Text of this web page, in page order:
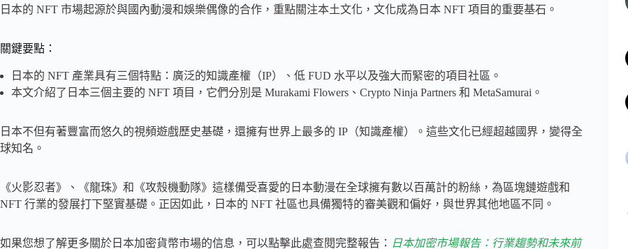
日本的 NFT 市場起源於與國內動漫和娛樂偶像的合作，重點關注本土文化，文化成為日本 NFT 項目的重要基石。
關鍵要點：
日本的 NFT 產業具有三個特點：廣泛的知識產權（IP）、低 FUD 水平以及強大而緊密的項目社區。
本文介紹了日本三個主要的 NFT 項目，它們分別是 Murakami Flowers、Crypto Ninja Partners 和 MetaSamurai。
日本不但有著豐富而悠久的視頻遊戲歷史基礎，還擁有世界上最多的 IP（知識產權）。這些文化已經超越國界，變得全
球知名。
《火影忍者》、《龍珠》和《攻殼機動隊》這樣備受喜愛的日本動漫在全球擁有數以百萬計的粉絲，為區塊鏈遊戲和
NFT 行業的發展打下堅實基礎。正因如此，日本的 NFT 社區也具備獨特的審美觀和偏好，與世界其他地區不同。
如果您想了解更多關於日本加密貨幣市場的信息，可以點擊此處查閱完整報告： 日本加密市場報告：行業趨勢和未來前